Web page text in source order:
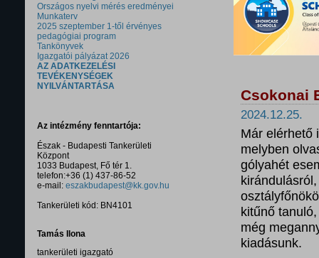
Országos nyelvi mérés eredményei
Munkaterv
2025 szeptember 1-től érvényes
pedagógiai program
Tankönyvek
Igazgatói pályázat 2026
AZ ADATKEZELÉSI
TEVÉKENYSÉGEK
NYILVÁNTARTÁSA
Az intézmény fenntartója:
Észak - Budapesti Tankerületi
Központ
1033 Budapest, Fő tér 1.
telefon:+36 (1) 437-86-52
e-mail: eszakbudapest@kk.gov.hu
Tankerületi kód: BN4101
Tamás Ilona
tankerületi igazgató
Csokonai
2024.12.25.
Már elérhető
melyben
gólyahét
kitűnő
még
kiadásunk.